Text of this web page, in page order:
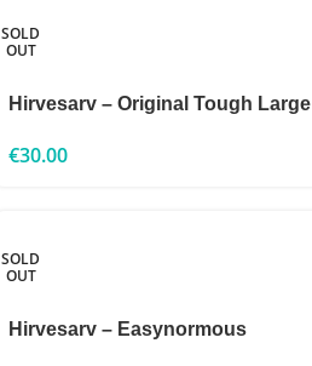
SOLD
OUT
Hirvesarv – Original Tough Large
€30.00
SOLD
OUT
Hirvesarv – Easynormous